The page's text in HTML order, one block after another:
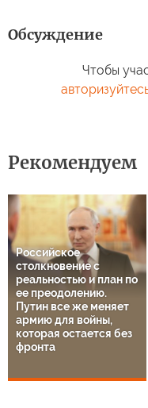
Обсуждение
Чтобы
Рекомендуем
Российское
столкновение с
реальностью и план по
ее преодолению.
Путин все же меняет
армию для войны,
которая остается без
фронта